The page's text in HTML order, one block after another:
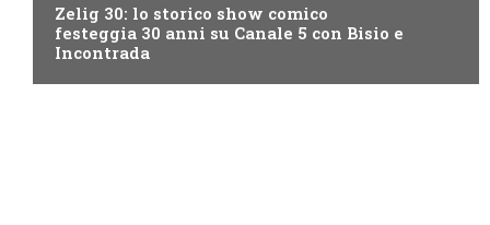
Zelig 30: lo storico show comico
festeggia 30 anni su Canale 5 con Bisio e
Incontrada